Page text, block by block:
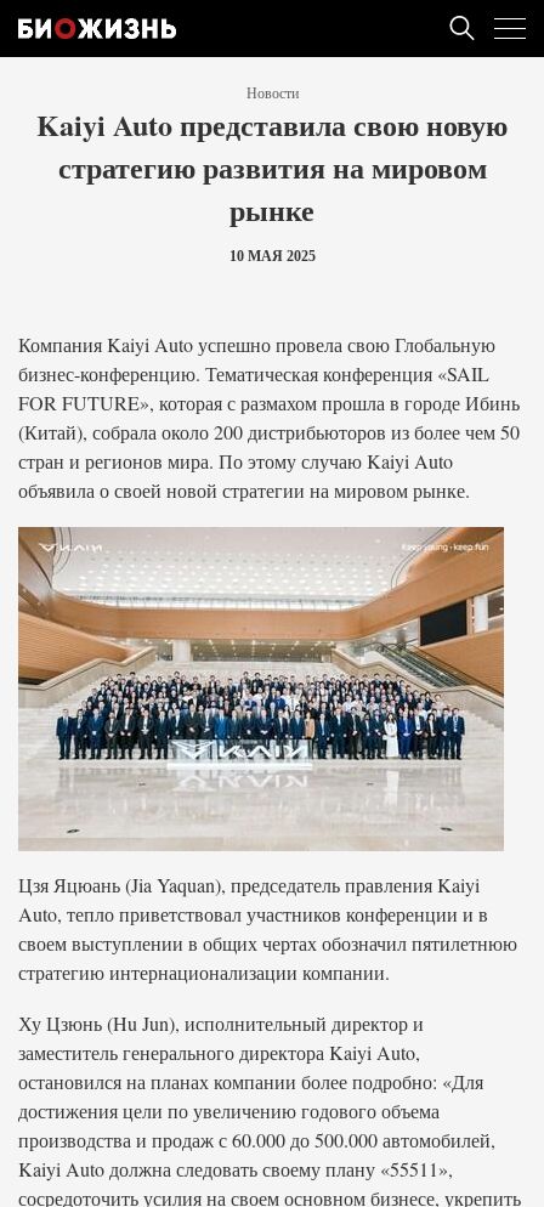
Новости
Kaiyi Auto представила свою новую
стратегию развития на мировом
рынке
10 МАЯ 2025
Компания Kaiyi Auto успешно провела свою Глобальную
бизнес-конференцию. Тематическая конференция «SAIL
FOR FUTURE», которая с размахом прошла в городе Ибинь
(Китай), собрала около 200 дистрибьюторов из более чем 50
стран и регионов мира. По этому случаю Kaiyi Auto
объявила о своей новой стратегии на мировом рынке.
Цзя Яцюань (Jia Yaquan), председатель правления Kaiyi
Auto, тепло приветствовал участников конференции и в
своем выступлении в общих чертах обозначил пятилетнюю
стратегию интернационализации компании.
Ху Цзюнь (Hu Jun), исполнительный директор и
заместитель генерального директора Kaiyi Auto,
остановился на планах компании более подробно: «Для
достижения цели по увеличению годового объема
производства и продаж с 60.000 до 500.000 автомобилей,
Kaiyi Auto должна следовать своему плану «55511»,
сосредоточить усилия на своем основном бизнесе, укрепить